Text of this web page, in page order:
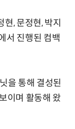
, 문정현, 박지
서 진행된 컴백
을 통해 결성된
이며 활동해 왔